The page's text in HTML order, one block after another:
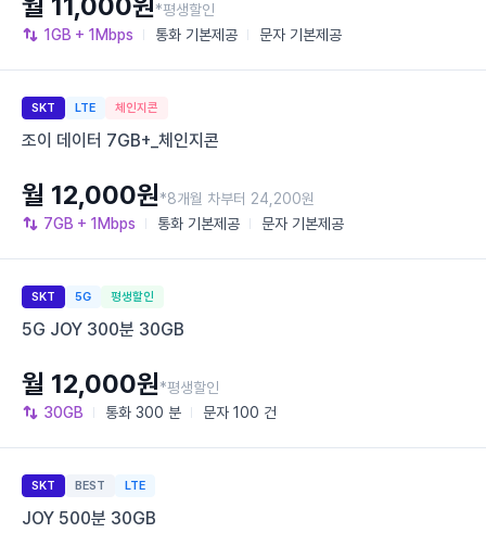
1GB + 1Mbps 통화 기본제공 문자 기본제공
*평생할인
SKT LTE 체인지콘
조이 데이터 7GB+_체인지콘
7GB + 1Mbps 통화 기본제공 문자 기본제공
월 12,000원*8개월 차부터 24,200원
SKT 5G 평생할인
5G JOY 300분 30GB
30GB 통화 300 분 문자 100 건
월 12,000원*평생할인
SKT BEST LTE
JOY 500분 30GB